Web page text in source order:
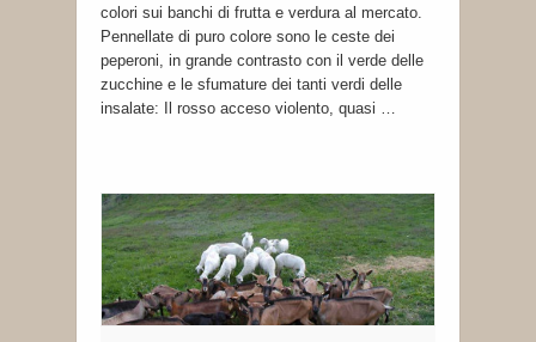
colori sui banchi di frutta e verdura al mercato.
Pennellate di puro colore sono le ceste dei
peperoni, in grande contrasto con il verde delle
zucchine e le sfumature dei tanti verdi delle
insalate: Il rosso acceso violento, quasi …